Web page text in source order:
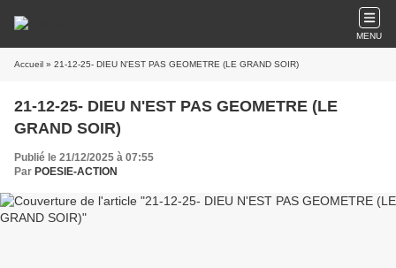
MENU
Accueil » 21-12-25- DIEU N'EST PAS GEOMETRE (LE GRAND SOIR)
21-12-25- DIEU N'EST PAS GEOMETRE (LE
GRAND SOIR)
Publié le 21/12/2025 à 07:55
Par POESIE-ACTION